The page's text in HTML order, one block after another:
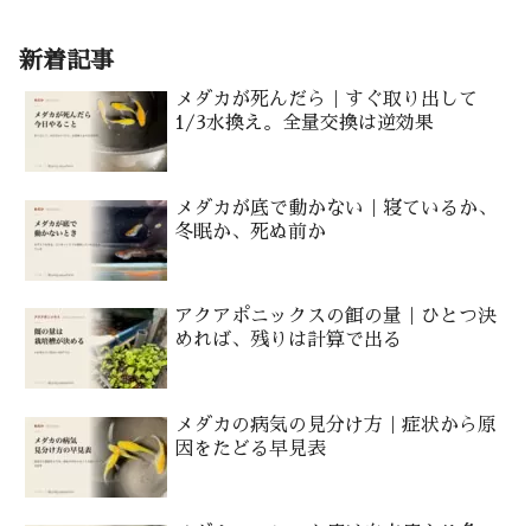
新着記事
メダカが死んだら｜すぐ取り出して
1/3水換え。全量交換は逆効果
メダカが底で動かない｜寝ているか、
冬眠か、死ぬ前か
アクアポニックスの餌の量｜ひとつ決
めれば、残りは計算で出る
メダカの病気の見分け方｜症状から原
因をたどる早見表